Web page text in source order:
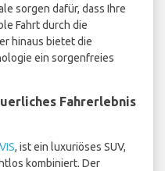
sorgen dafür, dass Ihre
Fahrt durch die
hinaus bietet die
ein sorgenfreies
Fahrerlebnis
, ist ein luxuriöses SUV,
kombiniert. Der